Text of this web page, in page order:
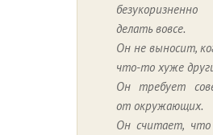
делать вовсе.
Он не выносит,
что-то хуже
Он требует
от окружающих.
Он считает, что